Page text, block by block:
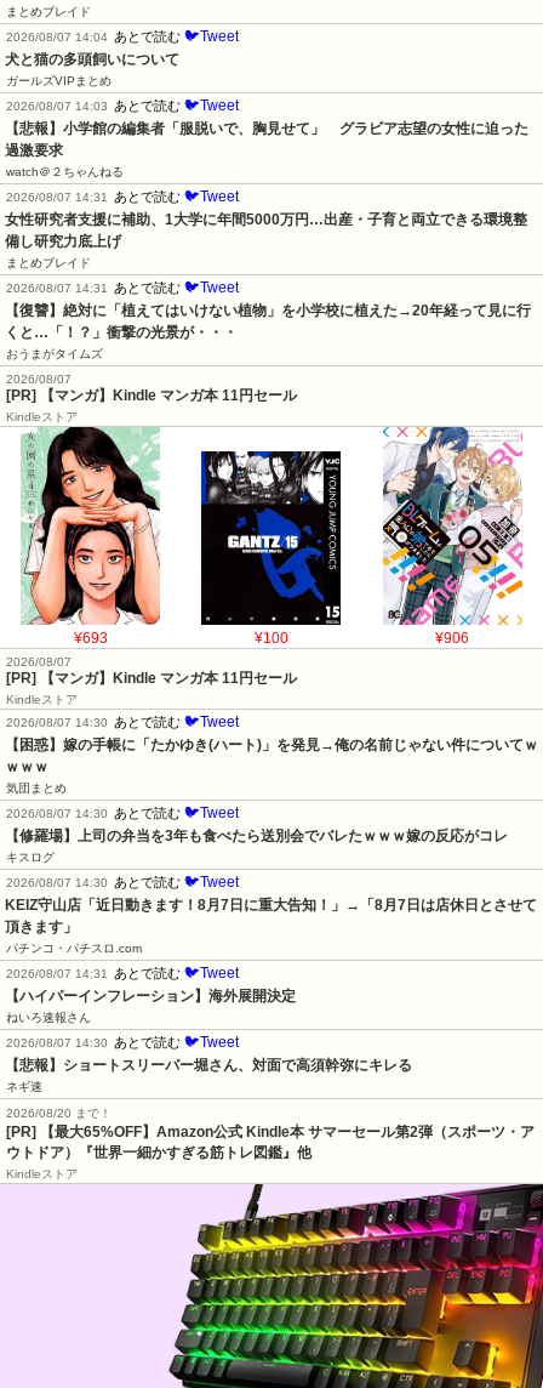
まとめブレイド
2026/08/07 14:04 あとで読む 🐦Tweet
犬と猫の多頭飼いについて
ガールズVIPまとめ
2026/08/07 14:03
あとで読む 🐦Tweet
【悲報】小学館の編集者「服脱いで、胸見せて」　グラビア志望の女性に迫った
過激要求
watch＠２ちゃんねる
2026/08/07 14:31
あとで読む 🐦Tweet
女性研究者支援に補助、1大学に年間5000万円…出産・子育と両立できる環境整
備し研究力底上げ
まとめブレイド
2026/08/07 14:31
あとで読む 🐦Tweet
【復讐】絶対に「植えてはいけない植物」を小学校に植えた→20年経って見に行
くと…「！？」衝撃の光景が・・・
おうまがタイムズ
2026/08/07
[PR] 【マンガ】Kindle マンガ本 11円セール
Kindleストア
¥693 ¥100 ¥906
2026/08/07
[PR] 【マンガ】Kindle マンガ本 11円セール
Kindleストア
2026/08/07 14:30 あとで読む 🐦Tweet
【困惑】嫁の手帳に「たかゆき(ハート)」を発見→俺の名前じゃない件についてｗ
ｗｗｗ
気団まとめ
2026/08/07 14:30 あとで読む 🐦Tweet
【修羅場】上司の弁当を3年も食べたら送別会でバレたｗｗｗ嫁の反応がコレ
キスログ
2026/08/07 14:30 あとで読む 🐦Tweet
KEIZ守山店「近日動きます！8月7日に重大告知！」→「8月7日は店休日とさせて
頂きます」
パチンコ・パチスロ.com
2026/08/07 14:31 あとで読む 🐦Tweet
【ハイパーインフレーション】海外展開決定
ねいろ速報さん
2026/08/07 14:30 あとで読む 🐦Tweet
【悲報】ショートスリーパー堀さん、対面で高須幹弥にキレる
ネギ速
2026/08/20 まで！
[PR]
【最大65%OFF】Amazon公式 Kindle本 サマーセール第2弾（スポーツ・ア
ウトドア）『世界一細かすぎる筋トレ図鑑』他
Kindleストア